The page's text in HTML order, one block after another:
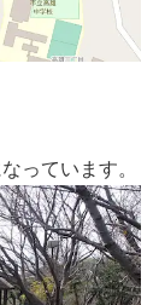
っています。